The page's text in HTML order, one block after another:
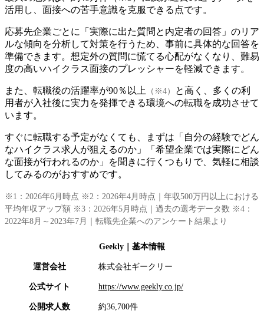
活用し、面接への苦手意識を克服できる点です。
応募先企業ごとに「実際に出た質問と内定者の回答」のリア
ルな傾向を分析して対策を行うため、事前に具体的な回答を
準備できます。想定外の質問に慌てる心配がなくなり、難易
度の高いハイクラス面接のプレッシャーを軽減できます。
また、転職後の活躍率が90％以上 （※4）
と高く、多くの利
用者が入社後に実力を発揮できる環境への転職を成功させて
います。
すぐに転職する予定がなくても、まずは「自分の経験でどん
なハイクラス求人が狙えるのか」「希望企業では実際にどん
な面接が行われるのか」を聞きに行くつもりで、気軽に相談
してみるのがおすすめです。
※1：2026年6月時点 ※2：2026年4月時点｜年収500万円以上における
平均年収アップ額 ※3：2026年5月時点｜過去の選考データ数 ※4：
2022年8月～2023年7月｜転職先企業へのアンケート結果より
Geekly ｜基本情報
運営会社 株式会社ギークリー
公式サイト https://www.geekly.co.jp/
公開求人数 約36,700件